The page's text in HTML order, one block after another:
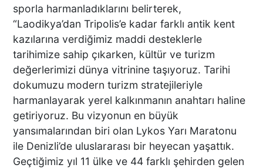
sporla harmanladıklarını belirterek,
“Laodikya’dan Tripolis’e kadar farklı antik kent
kazılarına verdiğimiz maddi desteklerle
tarihimize sahip çıkarken, kültür ve turizm
değerlerimizi dünya vitrinine taşıyoruz. Tarihi
dokumuzu modern turizm stratejileriyle
harmanlayarak yerel kalkınmanın anahtarı haline
getiriyoruz. Bu vizyonun en büyük
yansımalarından biri olan Lykos Yarı Maratonu
ile Denizli’de uluslararası bir heyecan yaşattık.
Geçtiğimiz yıl 11 ülke ve 44 farklı şehirden gelen